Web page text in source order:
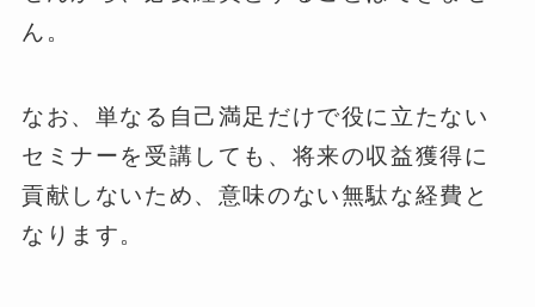
ん。
なお、単なる自己満足だけで役に立たない
セミナーを受講しても、将来の収益獲得に
貢献しないため、意味のない無駄な経費と
なります。